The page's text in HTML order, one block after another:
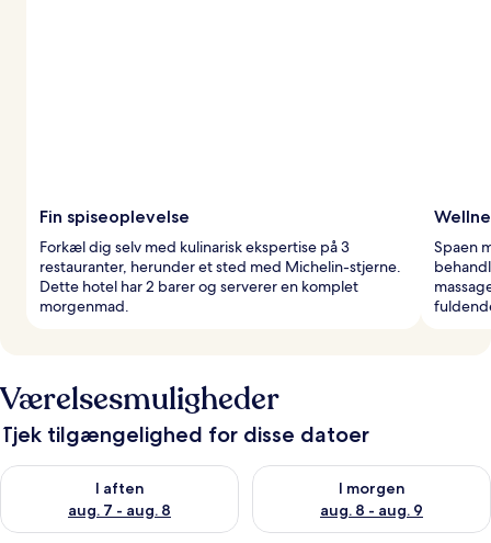
Fin spiseoplevelse
Forkæl dig selv med kulinarisk ekspertise på 3
restauranter, herunder et sted med Michelin-stjerne.
Dette hotel har 2 barer og serverer en komplet
morgenmad.
Spaen
Værelsesmuligheder
Tjek tilgængelighed for disse datoer
I aften
aug. 7 - aug. 8
Tjek tilgængelighed for i aften aug. 7 - aug. 8
I morgen
aug. 8 - aug. 9
Tjek tilgængelighed for i